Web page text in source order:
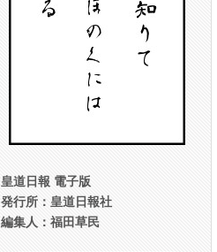
皇道日報 電子版
発行所：皇道日報社
編集人：福田草民